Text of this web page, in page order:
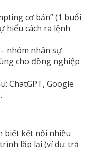
cơ bản” (1 buổi
hiểu cách ra lệnh
– nhóm nhân sự
cho đồng nghiệp
ChatGPT, Google
biết kết nối nhiều
lặp lại (ví dụ: trả